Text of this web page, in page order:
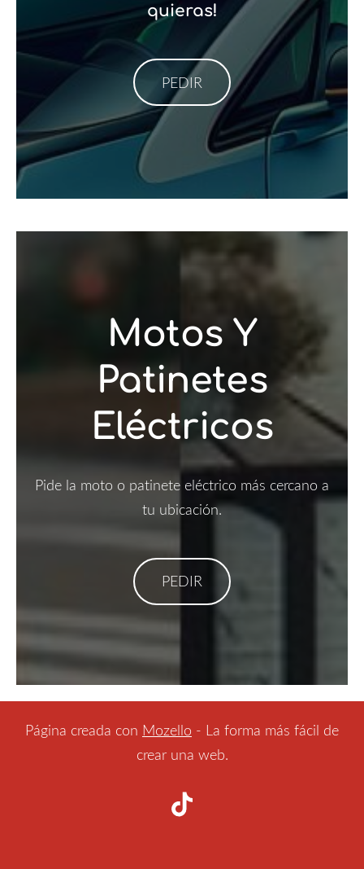
quieras!
​PEDIR​
Motos Y
Patinetes
Eléctricos
Pide la moto o patinete eléctrico más cercano a
tu ubicación.
​PEDIR​
Página creada con Mozello - La forma más fácil de
crear una web.